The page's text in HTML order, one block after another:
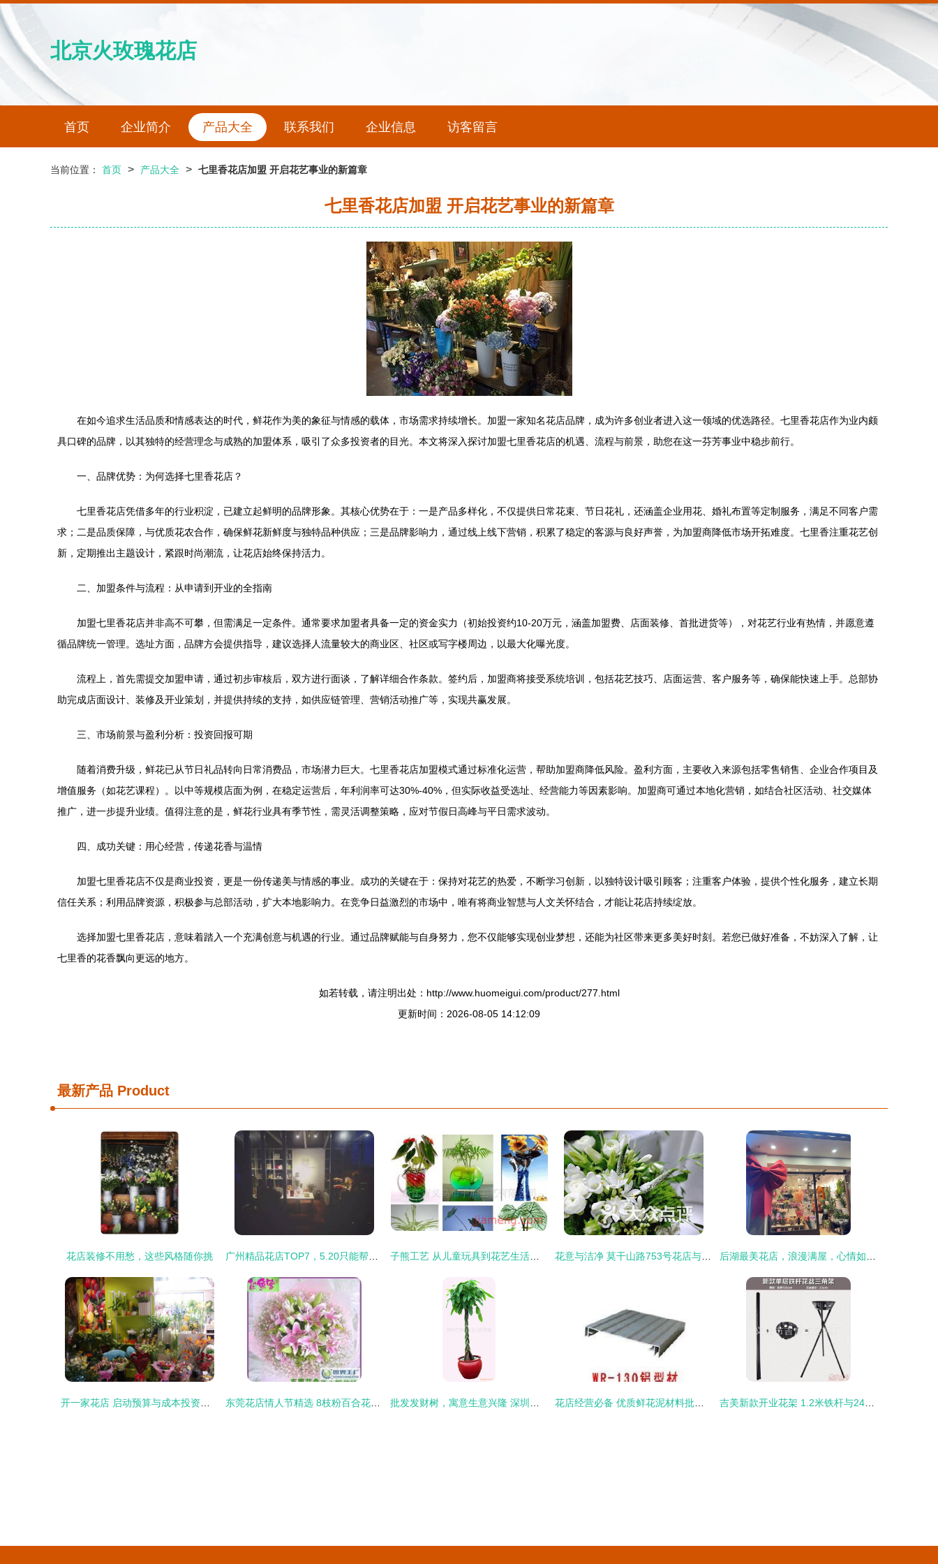
北京火玫瑰花店
首页 企业简介 产品大全 联系我们 企业信息 访客留言
当前位置： 首页 > 产品大全 > 七里香花店加盟 开启花艺事业的新篇章
七里香花店加盟 开启花艺事业的新篇章
在如今追求生活品质和情感表达的时代，鲜花作为美的象征与情感的载体，市场需求持续增长。加盟一家知名花店品牌，成为许多创业者进入这一领域的优选路径。七里香花店作为业内颇
具口碑的品牌，以其独特的经营理念与成熟的加盟体系，吸引了众多投资者的目光。本文将深入探讨加盟七里香花店的机遇、流程与前景，助您在这一芬芳事业中稳步前行。
一、品牌优势：为何选择七里香花店？
七里香花店凭借多年的行业积淀，已建立起鲜明的品牌形象。其核心优势在于：一是产品多样化，不仅提供日常花束、节日花礼，还涵盖企业用花、婚礼布置等定制服务，满足不同客户需
求；二是品质保障，与优质花农合作，确保鲜花新鲜度与独特品种供应；三是品牌影响力，通过线上线下营销，积累了稳定的客源与良好声誉，为加盟商降低市场开拓难度。七里香注重花艺创
新，定期推出主题设计，紧跟时尚潮流，让花店始终保持活力。
二、加盟条件与流程：从申请到开业的全指南
加盟七里香花店并非高不可攀，但需满足一定条件。通常要求加盟者具备一定的资金实力（初始投资约10-20万元，涵盖加盟费、店面装修、首批进货等），对花艺行业有热情，并愿意遵
循品牌统一管理。选址方面，品牌方会提供指导，建议选择人流量较大的商业区、社区或写字楼周边，以最大化曝光度。
流程上，首先需提交加盟申请，通过初步审核后，双方进行面谈，了解详细合作条款。签约后，加盟商将接受系统培训，包括花艺技巧、店面运营、客户服务等，确保能快速上手。总部协
助完成店面设计、装修及开业策划，并提供持续的支持，如供应链管理、营销活动推广等，实现共赢发展。
三、市场前景与盈利分析：投资回报可期
随着消费升级，鲜花已从节日礼品转向日常消费品，市场潜力巨大。七里香花店加盟模式通过标准化运营，帮助加盟商降低风险。盈利方面，主要收入来源包括零售销售、企业合作项目及
增值服务（如花艺课程）。以中等规模店面为例，在稳定运营后，年利润率可达30%-40%，但实际收益受选址、经营能力等因素影响。加盟商可通过本地化营销，如结合社区活动、社交媒体
推广，进一步提升业绩。值得注意的是，鲜花行业具有季节性，需灵活调整策略，应对节假日高峰与平日需求波动。
四、成功关键：用心经营，传递花香与温情
加盟七里香花店不仅是商业投资，更是一份传递美与情感的事业。成功的关键在于：保持对花艺的热爱，不断学习创新，以独特设计吸引顾客；注重客户体验，提供个性化服务，建立长期
信任关系；利用品牌资源，积极参与总部活动，扩大本地影响力。在竞争日益激烈的市场中，唯有将商业智慧与人文关怀结合，才能让花店持续绽放。
选择加盟七里香花店，意味着踏入一个充满创意与机遇的行业。通过品牌赋能与自身努力，您不仅能够实现创业梦想，还能为社区带来更多美好时刻。若您已做好准备，不妨深入了解，让
七里香的花香飘向更远的地方。
如若转载，请注明出处：http://www.huomeigui.com/product/277.html
更新时间：2026-08-05 14:12:09
最新产品 Product
花店装修不用愁，这些风格随你挑